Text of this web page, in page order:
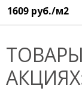
1609 руб./м2